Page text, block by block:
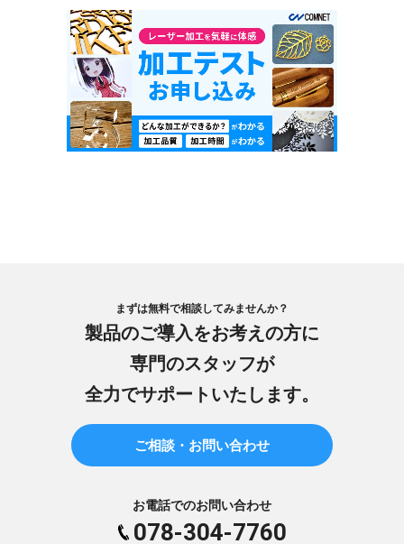
まずは無料で相談してみませんか？
製品のご導入をお考えの方に
専門のスタッフが
全力でサポートいたします。
ご相談・お問い合わせ
お電話でのお問い合わせ
078-304-7760